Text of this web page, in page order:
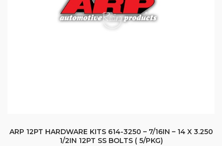
ARP 12PT HARDWARE KITS 614-3250 – 7/16IN – 14 X 3.250
1/2IN 12PT SS BOLTS ( 5/PKG)